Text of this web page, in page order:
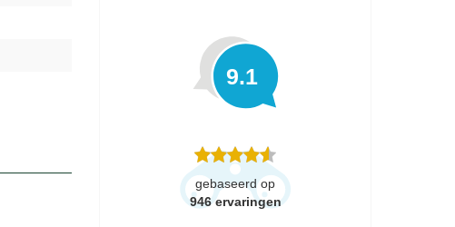
9.1
gebaseerd op
946 ervaringen